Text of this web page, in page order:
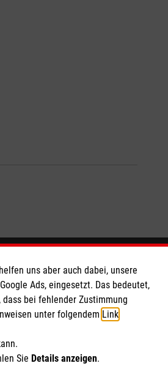
Sie uns
17
Wiedenbrück
uns aber auch dabei, unsere
Ads, eingesetzt. Das bedeutet,
bei fehlender Zustimmung
unter folgendem Link
Sie Details anzeigen.